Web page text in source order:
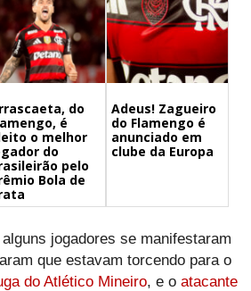
do
é
o melhor
do
pelo
Bola de
Adeus! Zagueiro
do Flamengo é
anunciado em
clube da Europa
jogadores se manifestaram
que estavam torcendo para o
do Atlético Mineiro, e o atacante